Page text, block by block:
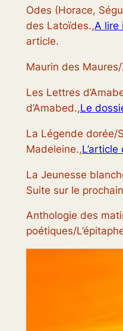
Odes (Horace,
des Latoïdes.,A lire
article.
Maurin des Maures/
Les Lettres
d’Amabed.,Le
La Légende dorée/
Madeleine.,
La Jeunesse
Suite sur le
Anthologie des
poétiques/